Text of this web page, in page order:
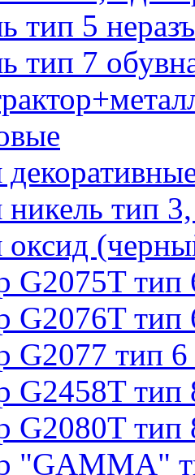
тип 5
тип 7
тип
G2075T тип
G2076T тип
G2077 тип 6
G2458T тип
G2080T тип
"GAMMA"